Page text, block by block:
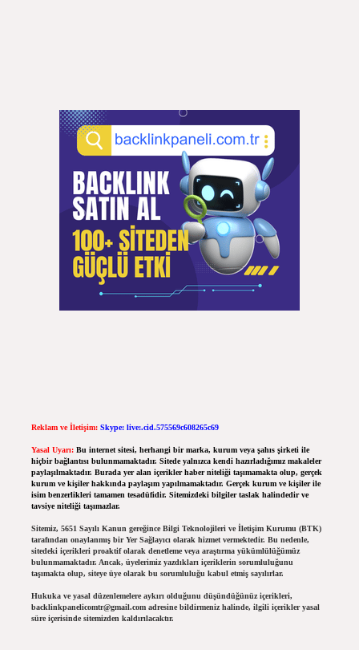
Reklam ve İletişim: Skype: live:.cid.575569c608265c69
Yasal Uyarı: Bu internet sitesi, herhangi bir marka, kurum veya şahıs şirketi ile
hiçbir bağlantısı bulunmamaktadır. Sitede yalnızca kendi hazırladığımız makaleler
paylaşılmaktadır. Burada yer alan içerikler haber niteliği taşımamakta olup, gerçek
kurum ve kişiler hakkında paylaşım yapılmamaktadır. Gerçek kurum ve kişiler ile
isim benzerlikleri tamamen tesadüfidir. Sitemizdeki bilgiler taslak halindedir ve
tavsiye niteliği taşımazlar.
Sitemiz, 5651 Sayılı Kanun gereğince Bilgi Teknolojileri ve İletişim Kurumu (BTK)
tarafından onaylanmış bir Yer Sağlayıcı olarak hizmet vermektedir. Bu nedenle,
sitedeki içerikleri proaktif olarak denetleme veya araştırma yükümlülüğümüz
bulunmamaktadır. Ancak, üyelerimiz yazdıkları içeriklerin sorumluluğunu
taşımakta olup, siteye üye olarak bu sorumluluğu kabul etmiş sayılırlar.
Hukuka ve yasal düzenlemelere aykırı olduğunu düşündüğünüz içerikleri,
backlinkpanelicomtr@gmail.comadresine bildirmeniz halinde, ilgili içerikler yasal
süre içerisinde sitemizden kaldırılacaktır.